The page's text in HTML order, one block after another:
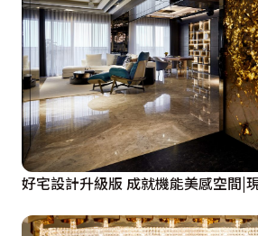
好宅設計升級版 成就機能美感空間|